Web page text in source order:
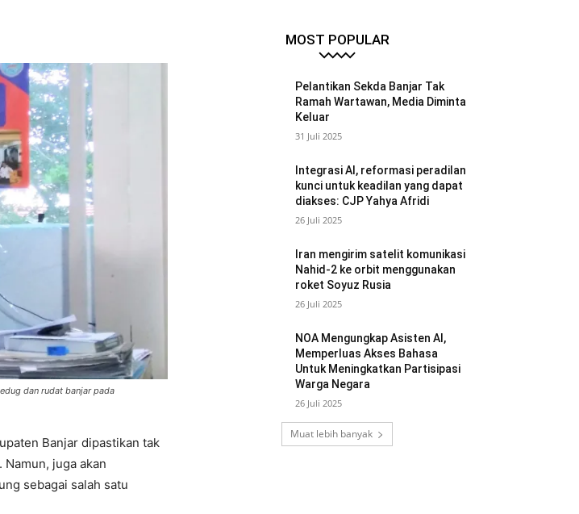
dan rudat banjar pada
Banjar dipastikan tak
juga akan
sebagai salah satu
MOST POPULAR
Pelantikan Sekda Banjar Tak
Ramah Wartawan, Media Diminta
Keluar
31 Juli 2025
Integrasi AI, reformasi peradilan
kunci untuk keadilan yang dapat
diakses: CJP Yahya Afridi
26 Juli 2025
Iran mengirim satelit komunikasi
Nahid-2 ke orbit menggunakan
roket Soyuz Rusia
26 Juli 2025
NOA Mengungkap Asisten AI,
Memperluas Akses Bahasa
Untuk Meningkatkan Partisipasi
Warga Negara
26 Juli 2025
Muat lebih banyak